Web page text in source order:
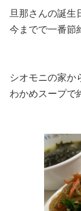
旦那さんの誕生
今までで一番節
シオモニの家か
わかめスープで